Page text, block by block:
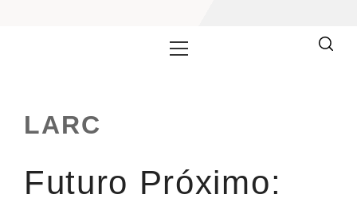
Menu
LARC
Futuro Próximo: